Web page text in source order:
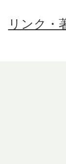
リンク・